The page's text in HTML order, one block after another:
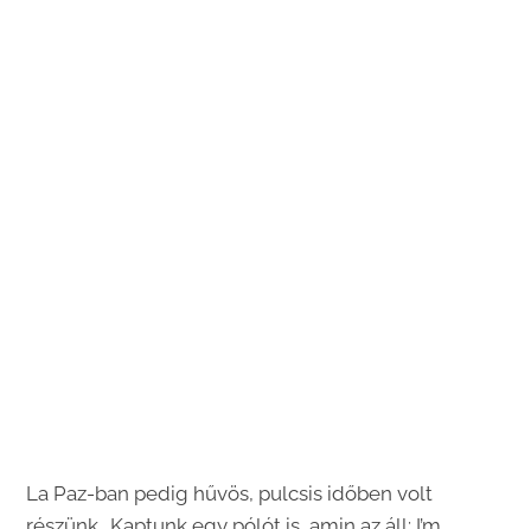
La Paz-ban pedig hűvös, pulcsis időben volt